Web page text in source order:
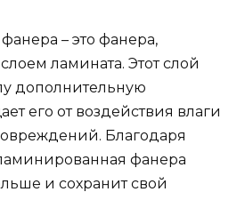
– это фанера,
ламината. Этот слой
дополнительную
его от воздействия влаги
Благодаря
фанера
и сохранит свой